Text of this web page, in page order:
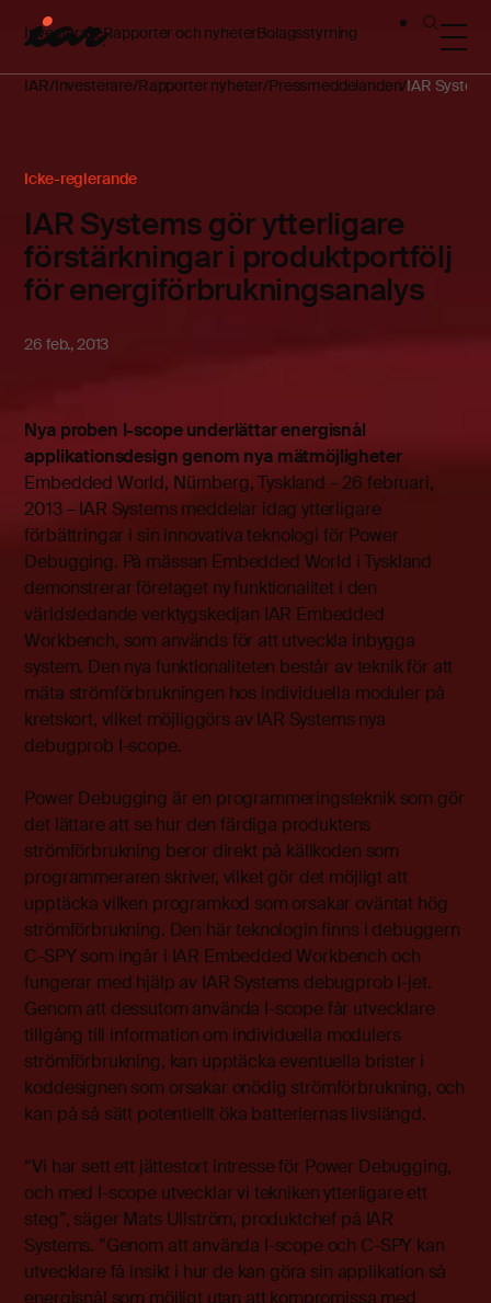
InvesterareRapporter och nyheterBolagsstyrning
IAR Investerare Rapporter nyheter Pressmeddelanden IAR
Icke-reglerande
IAR Systems gör ytterligare
förstärkningar i produktportfölj
för energiförbrukningsanalys
26 feb., 2013
Nya proben I-scope underlättar energisnål
applikationsdesign genom nya mätmöjligheter
Embedded World, Nürnberg, Tyskland – 26 februari,
2013 – IAR Systems meddelar idag ytterligare
förbättringar i sin innovativa teknologi för Power
Debugging. På mässan Embedded World i Tyskland
demonstrerar företaget ny funktionalitet i den
världsledande verktygskedjan IAR Embedded
Workbench, som används för att utveckla inbygga
system. Den nya funktionaliteten består av teknik för att
mäta strömförbrukningen hos individuella moduler på
kretskort, vilket möjliggörs av IAR Systems nya
debugprob I-scope.
Power Debugging är en programmeringsteknik som gör
det lättare att se hur den färdiga produktens
strömförbrukning beror direkt på källkoden som
programmeraren skriver, vilket gör det möjligt att
upptäcka vilken programkod som orsakar oväntat hög
strömförbrukning. Den här teknologin finns i debuggern
C-SPY som ingår i IAR Embedded Workbench och
fungerar med hjälp av IAR Systems debugprob I-jet.
Genom att dessutom använda I-scope får utvecklare
tillgång till information om individuella modulers
strömförbrukning, kan upptäcka eventuella brister i
koddesignen som orsakar onödig strömförbrukning, och
kan på så sätt potentiellt öka batteriernas livslängd.
“Vi har sett ett jättestort intresse för Power Debugging,
och med I-scope utvecklar vi tekniken ytterligare ett
steg”, säger Mats Ullström, produktchef på IAR
Systems. ”Genom att använda I-scope och C-SPY kan
utvecklare få insikt i hur de kan göra sin applikation så